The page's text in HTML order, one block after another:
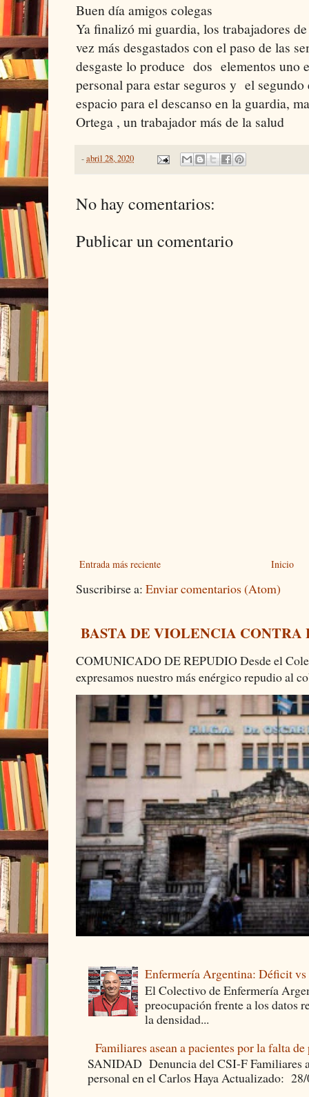
Buen día amigos colegas
Ya finalizó mi guardia, los trabajadores
vez más desgastados con el paso de las
desgaste lo produce dos elementos uno
personal para estar seguros y el
espacio para el descanso en la guardia,
Ortega , un trabajador más de la salud
-abril 28, 2020
No hay comentarios:
Publicar un comentario
Entrada más reciente Inicio
Suscribirse a: Enviar comentarios (Atom)
BASTA DE VIOLENCIA
COMUNICADO DE REPUDIO Desde el
expresamos nuestro más enérgico repudio al
Enfermería Argentina: Déficit
El Colectivo de Enfermería
preocupación frente a los datos
la densidad...
Familiares asean a pacientes por la falta
SANIDAD Denuncia del CSI-F Familiares
personal en el Carlos Haya Actualizado: